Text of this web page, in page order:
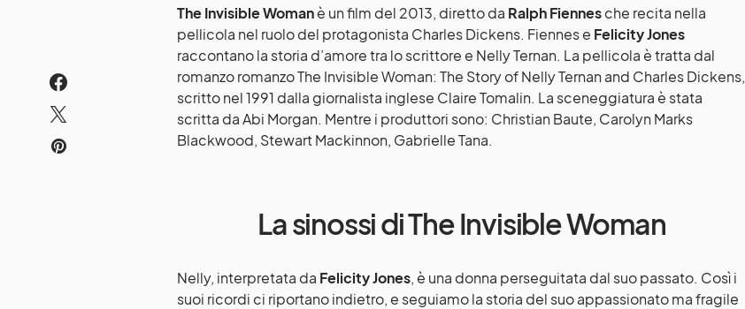
The Invisible Womanè un film del 2013, diretto da Ralph Fiennesche recita nella
pellicola nel ruolo del protagonista Charles Dickens. Fiennes e Felicity Jones
raccontano la storia d’amore tra lo scrittore e Nelly Ternan. La pellicola è tratta dal
romanzo romanzo The Invisible Woman: The Story of Nelly Ternan and Charles Dickens,
scritto nel 1991 dalla giornalista inglese Claire Tomalin. La sceneggiatura è stata
scritta da Abi Morgan. Mentre i produttori sono: Christian Baute, Carolyn Marks
Blackwood, Stewart Mackinnon, Gabrielle Tana.
La sinossi di The Invisible Woman
Nelly, interpretata da Felicity Jones, è una donna perseguitata dal suo passato. Così i
suoi ricordi ci riportano indietro, e seguiamo la storia del suo appassionato ma fragile